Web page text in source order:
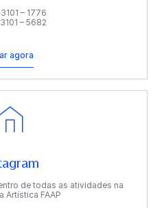
– 1776
– 5682
agora
de todas as atividades na
Artística FAAP